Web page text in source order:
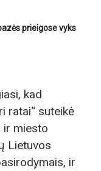
prieigose vyks
kad
ratai“ suteikė
ir miesto
Lietuvos
ir